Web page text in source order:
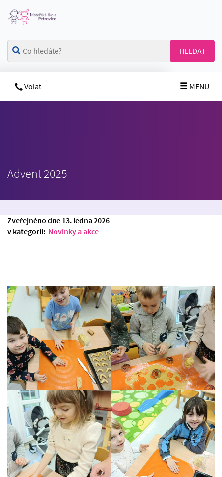
HLEDAT
MENU
Volat
Advent 2025
Zveřejněno dne 13. ledna 2026
v kategorii: Novinky a akce